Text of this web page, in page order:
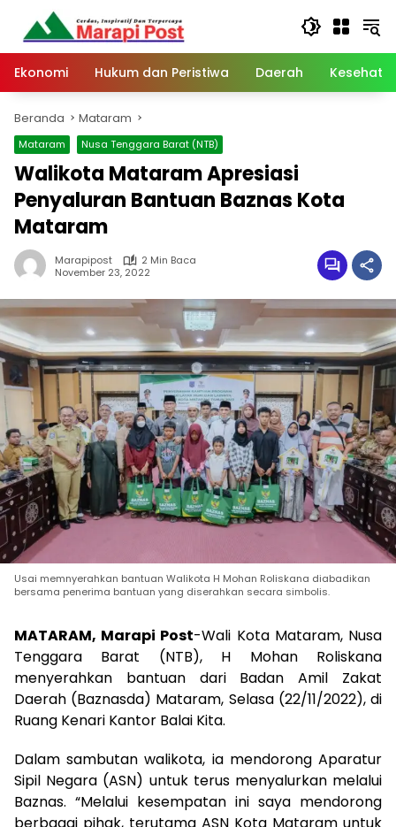
Langsung
konten
Ekonomi
Hukum dan Peristiwa Daerah
Beranda Mataram
Mataram Nusa Tenggara Barat (NTB)
Walikota Mataram Apresiasi
Penyaluran Bantuan Baznas Kota
Mataram
Marapipost
2 Min Baca
November 23, 2022
Usai memnyerahkan bantuan Walikota H Mohan Roliskana diabadikan
bersama penerima bantuan yang diserahkan secara simbolis.
MATARAM, Marapi Post-Wali Kota Mataram, Nusa
Tenggara Barat (NTB), H Mohan Roliskana
menyerahkan bantuan dari Badan Amil Zakat
Daerah (Baznasda) Mataram, Selasa (22/11/2022), di
Ruang Kenari Kantor Balai Kita.
Dalam sambutan walikota, ia mendorong Aparatur
Sipil Negara (ASN) untuk terus menyalurkan melalui
Baznas. “Melalui kesempatan ini saya mendorong
berbagai pihak, terutama ASN Kota Mataram untuk